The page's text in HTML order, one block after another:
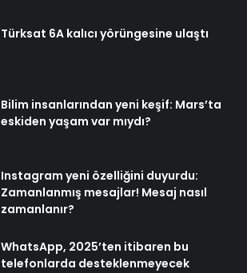
Türksat 6A kalıcı yörüngesine ulaştı
Bilim insanlarından yeni keşif: Mars’ta
eskiden yaşam var mıydı?
Instagram yeni özelliğini duyurdu:
Zamanlanmış mesajlar! Mesaj nasıl
zamanlanır?
WhatsApp, 2025’ten itibaren bu
telefonlarda desteklenmeyecek